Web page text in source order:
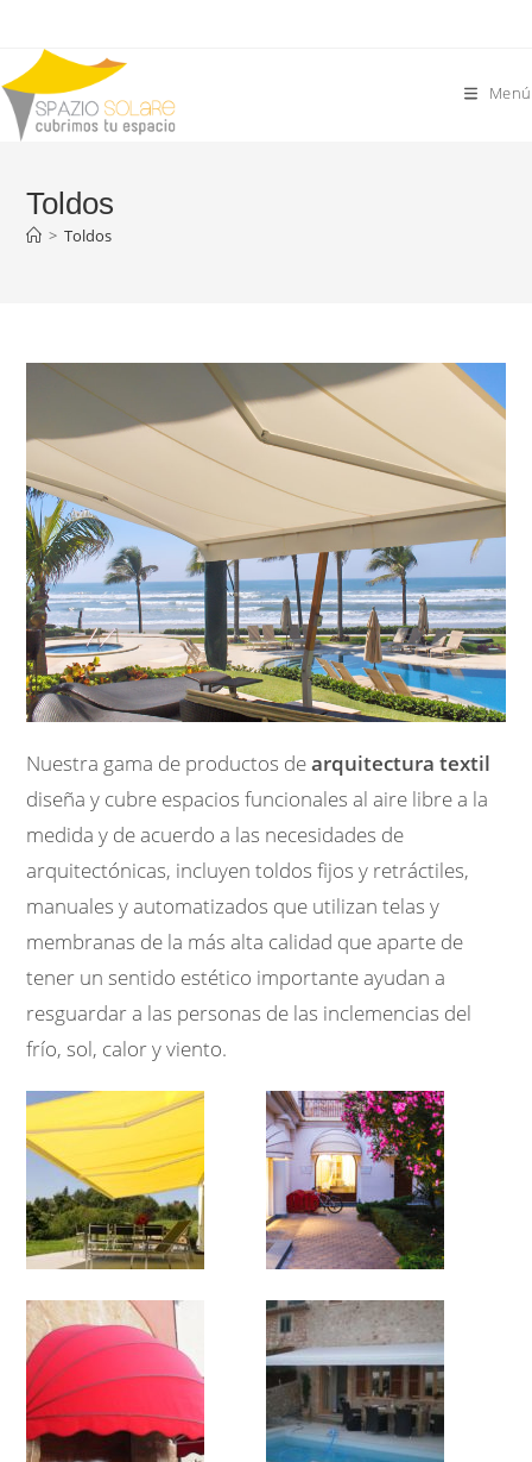
contenido
Menú
Toldos
> Toldos
Nuestra gama de productos dearquitectura textil
diseña y cubre espacios funcionales al aire libre a la
medida y de acuerdo a las necesidades de
arquitectónicas, incluyen toldos fijos y retráctiles,
manuales y automatizados que utilizan telas y
membranas de la más alta calidad que aparte de
tener un sentido estético importante ayudan a
resguardar a las personas de las inclemencias del
frío, sol, calor y viento.